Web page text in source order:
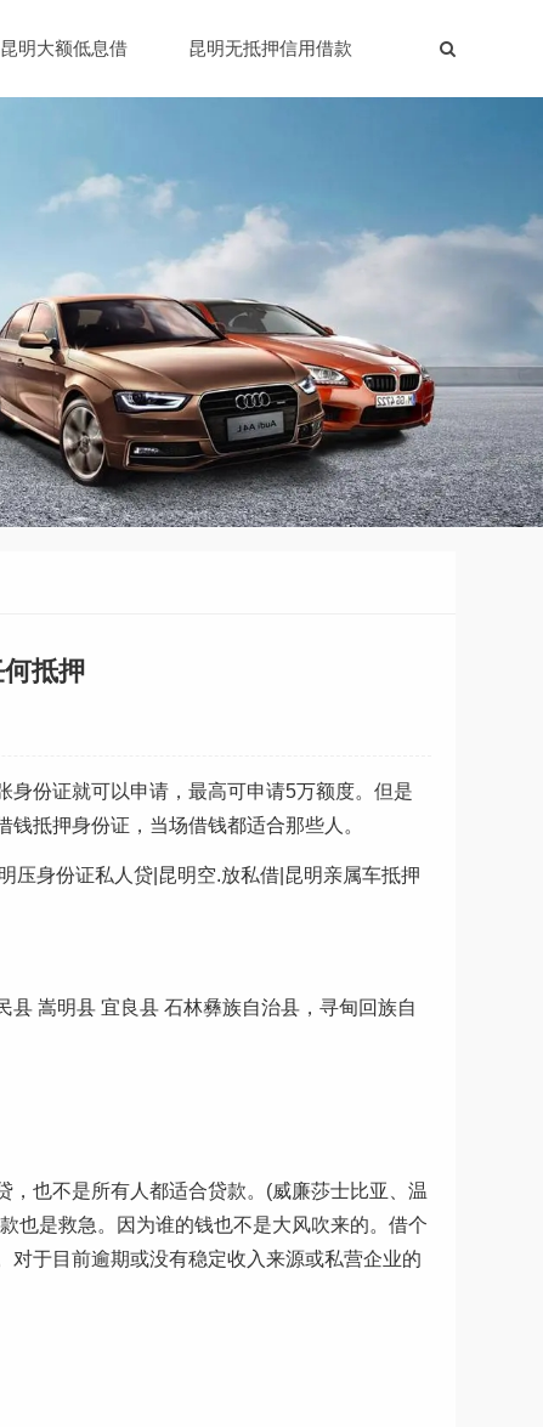
昆明大额低息借 昆明无抵押信用借款
抵押
份证就可以申请，最高可申请5万额度。但是
抵押身份证，当场借钱都适合那些人。
压身份证私人贷|昆明空.放私借|昆明亲属车抵押
嵩明县 宜良县 石林彝族自治县，寻甸回族自
也不是所有人都适合贷款。(威廉莎士比亚、温
也是救急。因为谁的钱也不是大风吹来的。借个
对于目前逾期或没有稳定收入来源或私营企业的